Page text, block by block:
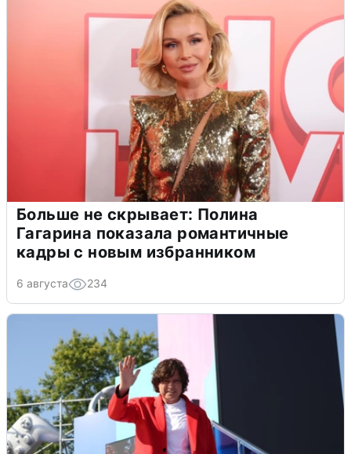
Больше не скрывает: Полина
Гагарина показала романтичные
кадры с новым избранником
6 августа 234